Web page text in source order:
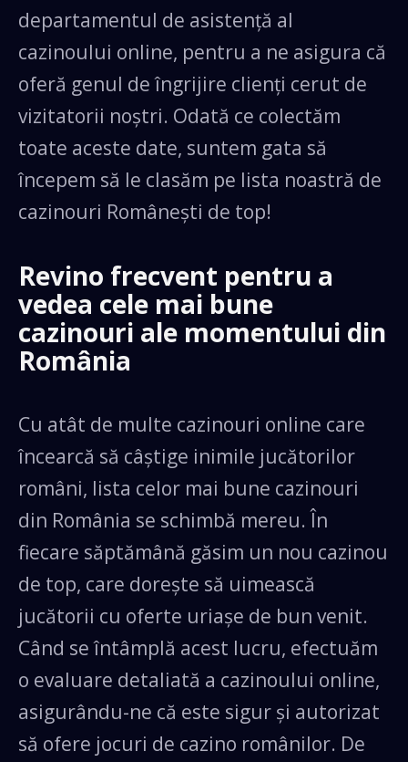
departamentul de asistență al
cazinoului online, pentru a ne asigura că
oferă genul de îngrijire clienți cerut de
vizitatorii noștri. Odată ce colectăm
toate aceste date, suntem gata să
începem să le clasăm pe lista noastră de
cazinouri Românești de top!
Revino frecvent pentru a
vedea cele mai bune
cazinouri ale momentului din
România
Cu atât de multe cazinouri online care
încearcă să câștige inimile jucătorilor
români, lista celor mai bune cazinouri
din România se schimbă mereu. În
fiecare săptămână găsim un nou cazinou
de top, care dorește să uimească
jucătorii cu oferte uriașe de bun venit.
Când se întâmplă acest lucru, efectuăm
o evaluare detaliată a cazinoului online,
asigurându-ne că este sigur și autorizat
să ofere jocuri de cazino românilor. De